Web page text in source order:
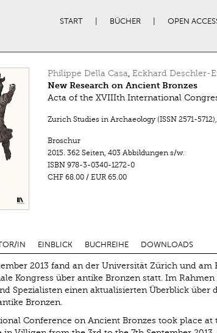
START BÜCHER OPEN
Philippe Della Casa, Eckhard Deschler-
New Research on Ancient Bronzes
Acta of the XVIIIth International
Zurich Studies in Archaeology (ISSN 2571-5712),
Broschur
2015. 362 Seiten, 403 Abbildungen s/w.
ISBN 978-3-0340-1272-0
CHF 68.00/ EUR 65.00
IN EINBLICK BUCHREIHE DOWNLOADS
2013 fand an der Universität Zürich und
Kongress über antike Bronzen statt. Im
Spezialisten einen aktualisierten Überblick
Bronzen.
Conference on Ancient Bronzes took place